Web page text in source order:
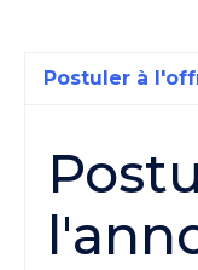
Postuler à